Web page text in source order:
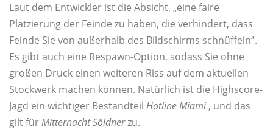
Laut dem Entwickler ist die Absicht, „eine faire
Platzierung der Feinde zu haben, die verhindert, dass
Feinde Sie von außerhalb des Bildschirms schnüffeln“.
Es gibt auch eine Respawn-Option, sodass Sie ohne
großen Druck einen weiteren Riss auf dem aktuellen
Stockwerk machen können. Natürlich ist die Highscore-
Jagd ein wichtiger Bestandteil Hotline Miami , und das
gilt fürMitternachtSöldnerzu.